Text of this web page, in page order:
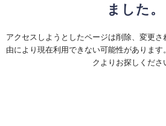
ました。
アクセスしようとしたページは削除、変更
由により現在利用できない可能性がありま
クよりお探しくださ